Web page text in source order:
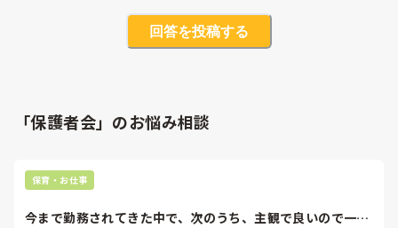
回答を投稿する
「保護者会」のお悩み相談
保育・お仕事
今まで勤務されてきた中で、次のうち、主観で良いので一番